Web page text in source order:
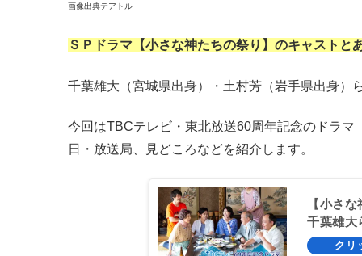
画像出典テアトル
ＳＰドラマ【小さな神たちの祭り】のキャストと
千葉雄大（宮城県出身）・土村芳（岩手県出身）
今回はTBCテレビ・東北放送60周年記念のドラマ
日・放送局、見どころなどを紹介します。
【小さ
千葉雄大